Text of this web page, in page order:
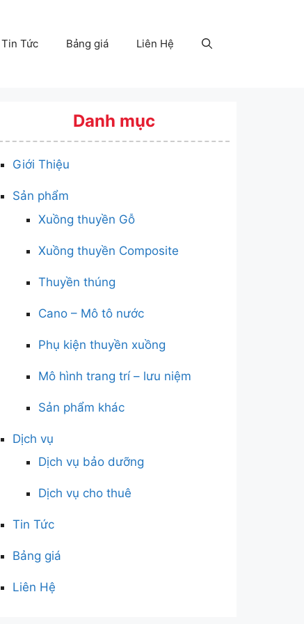
Tin Tức Bảng giá Liên Hệ
Danh mục
Giới Thiệu
Sản phẩm
Xuồng thuyền Gỗ
Xuồng thuyền Composite
Thuyền thúng
Cano – Mô tô nước
Phụ kiện thuyền xuồng
Mô hình trang trí – lưu niệm
Sản phẩm khác
Dịch vụ
Dịch vụ bảo dưỡng
Dịch vụ cho thuê
Tin Tức
Bảng giá
Liên Hệ